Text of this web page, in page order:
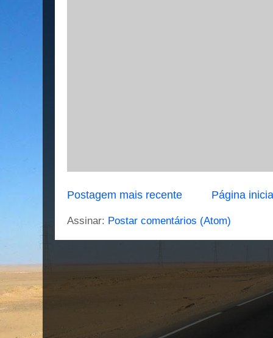
Postagem mais recente Página
Assinar: Postar comentários (Atom)